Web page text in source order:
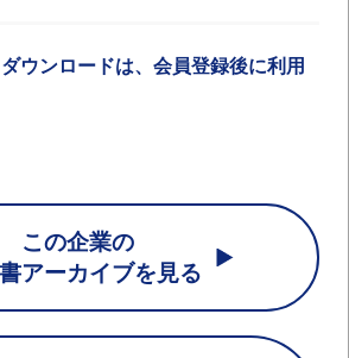
ウンロードは、会員登録後に利用
この企業の
アーカイブを見る